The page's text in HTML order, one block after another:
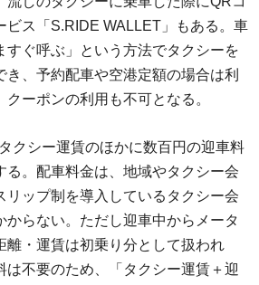
ビス「S.RIDE WALLET」もある。車
すぐ呼ぶ」という方法でタクシーを
き、予約配車や空港定額の場合は利
ーポンの利用も不可となる。
クシー運賃のほかに数百円の迎車料
る。配車料金は、地域やタクシー会
リップ制を導入しているタクシー会
からない。ただし迎車中からメータ
離・運賃は初乗り分として扱われ
は不要のため、「タクシー運賃＋迎